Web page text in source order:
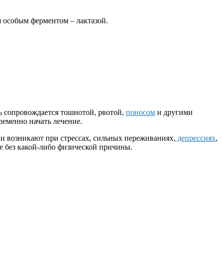
ферментом – лактазой.
сопровождается тошнотой, рвотой, поносом и другими
начать лечение.
возникают при стрессах, сильных переживаниях, депрессиях,
без какой-либо физической причины.